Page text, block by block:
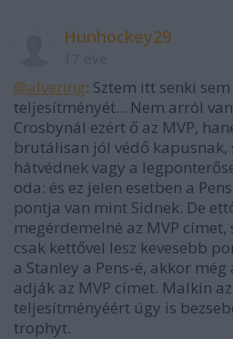
Hunhockey29
@alvering: Sztem itt senki
teljesítményét... Nem arról
Crosbynál ezért ő az MVP,
brutálisan jól védő
hátvédnek vagy a
oda: és ez jelen esetben a
pontja van mint Sidnek. De
megérdemelné az MVP
csak kettővel lesz kevesebb
a Stanley a Pens-é, akkor
adják az MVP címet. Malkin
teljesítményéért úgy is
trophyt.